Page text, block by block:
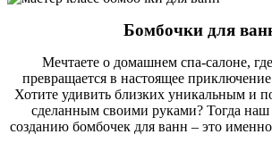
Бомбочки для
Мечтаете о домашнем спа-салоне,
превращается в настоящее
Хотите удивить близких уникальным и
сделанным своими руками? Тогда наш
созданию бомбочек для ванн – это